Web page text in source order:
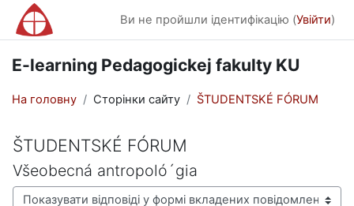
Перейти до головного вмісту
Ви не пройшли ідентифікацію (Увійти)
E-learning Pedagogickej fakulty KU
На головну Сторінки сайту ŠTUDENTSKÉ FÓRUM
ŠTUDENTSKÉ FÓRUM
Všeobecná antropoló´gia
Тип показу